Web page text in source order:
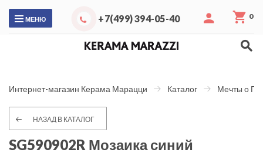
МЕНЮ +7(499) 394-05-40 0
Интернет-магазин Керама Марацци Каталог Мечты о
НАЗАД В КАТАЛОГ
SG590902R Мозаика синий